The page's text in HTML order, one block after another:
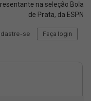
na seleção Bola
de Prata, da ESPN